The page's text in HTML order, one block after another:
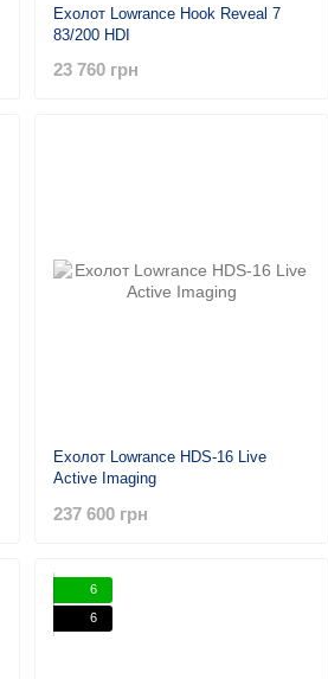
Ехолот Lowrance Hook Reveal 7
83/200 HDI
23 760 грн
Ехолот Lowrance HDS-16 Live
Active Imaging
237 600 грн
6
6